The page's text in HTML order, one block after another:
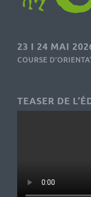
23 I 24 MAI
COURSE
TEASER DE